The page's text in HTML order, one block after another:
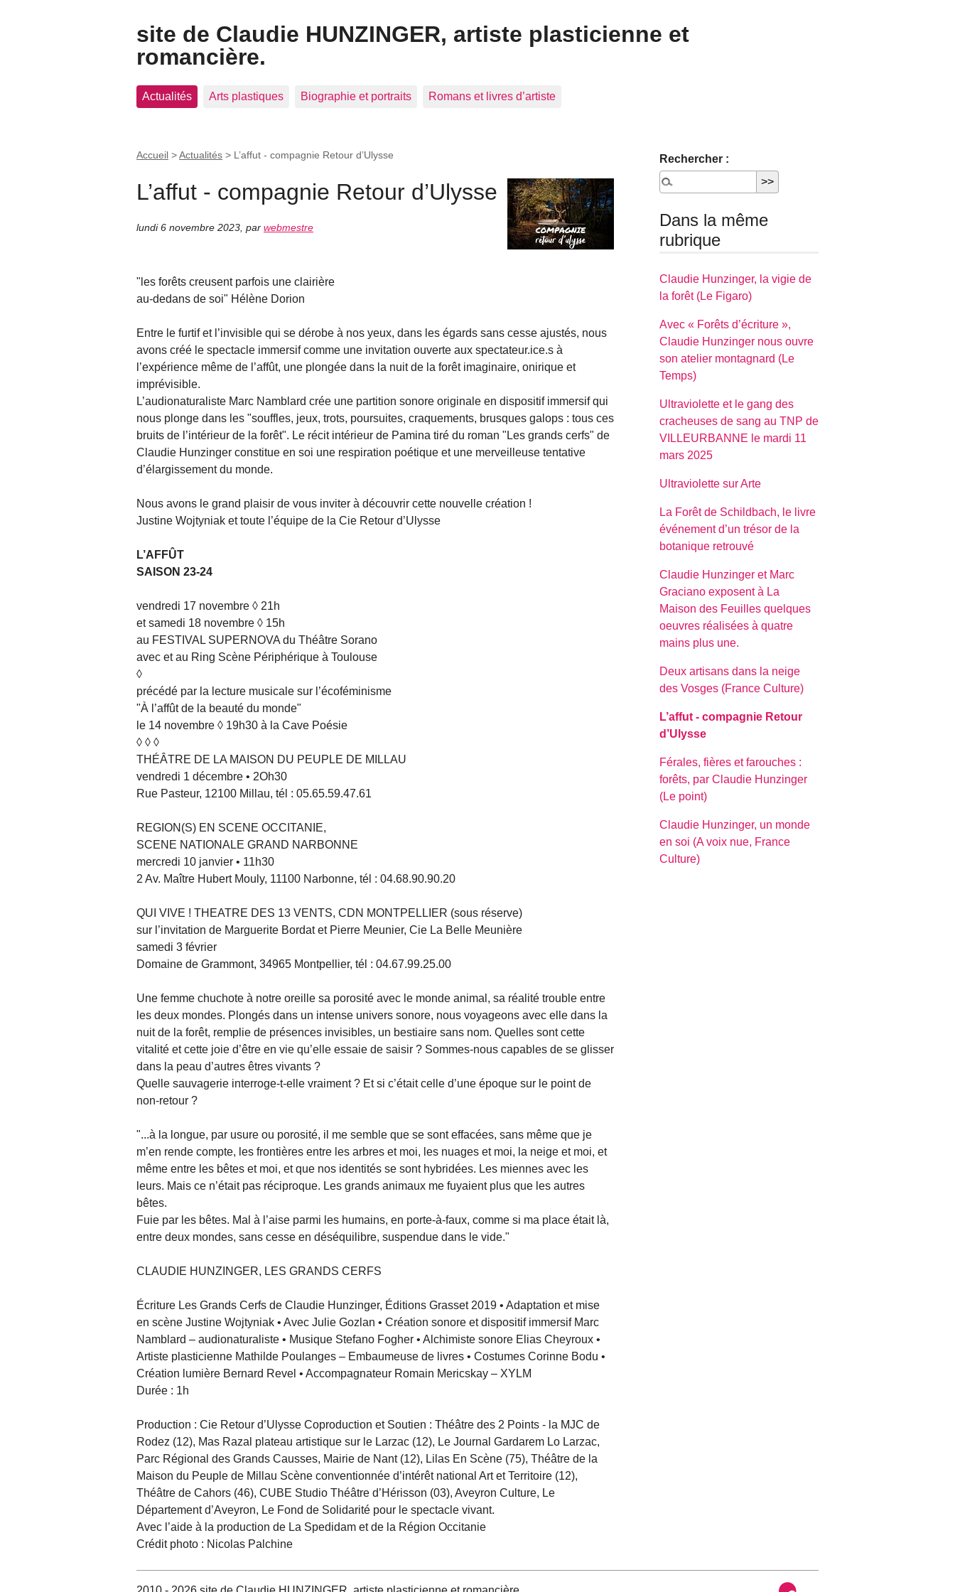
site de Claudie HUNZINGER, artiste plasticienne et
romancière.
Actualités Arts plastiques Biographie et portraits Romans et livres d’artiste
Accueil >Actualités > L’affut - compagnie Retour d’Ulysse
L’affut - compagnie Retour d’Ulysse
lundi 6 novembre 2023 par webmestre
"les forêts creusent parfois une clairière
au-dedans de soi" Hélène Dorion
Entre le furtif et l’invisible qui se dérobe à nos yeux, dans les égards sans cesse ajustés, nous
avons créé le spectacle immersif comme une invitation ouverte aux spectateur.ice.s à
l’expérience même de l’affût, une plongée dans la nuit de la forêt imaginaire, onirique et
imprévisible.
L’audionaturaliste Marc Namblard crée une partition sonore originale en dispositif immersif qui
nous plonge dans les "souffles, jeux, trots, poursuites, craquements, brusques galops : tous ces
bruits de l’intérieur de la forêt". Le récit intérieur de Pamina tiré du roman "Les grands cerfs" de
Claudie Hunzinger constitue en soi une respiration poétique et une merveilleuse tentative
d’élargissement du monde.
Nous avons le grand plaisir de vous inviter à découvrir cette nouvelle création !
Justine Wojtyniak et toute l’équipe de la Cie Retour d’Ulysse
L’AFFÛT
SAISON 23-24
vendredi 17 novembre ◊ 21h
et samedi 18 novembre ◊ 15h
au FESTIVAL SUPERNOVA du Théâtre Sorano
avec et au Ring Scène Périphérique à Toulouse
◊
précédé par la lecture musicale sur l’écoféminisme
"À l’affût de la beauté du monde"
le 14 novembre ◊ 19h30 à la Cave Poésie
◊ ◊ ◊
THÉÂTRE DE LA MAISON DU PEUPLE DE MILLAU
vendredi 1 décembre • 2Oh30
Rue Pasteur, 12100 Millau, tél : 05.65.59.47.61
REGION(S) EN SCENE OCCITANIE,
SCENE NATIONALE GRAND NARBONNE
mercredi 10 janvier • 11h30
2 Av. Maître Hubert Mouly, 11100 Narbonne, tél : 04.68.90.90.20
QUI VIVE ! THEATRE DES 13 VENTS, CDN MONTPELLIER (sous réserve)
sur l’invitation de Marguerite Bordat et Pierre Meunier, Cie La Belle Meunière
samedi 3 février
Domaine de Grammont, 34965 Montpellier, tél : 04.67.99.25.00
Une femme chuchote à notre oreille sa porosité avec le monde animal, sa réalité trouble entre
les deux mondes. Plongés dans un intense univers sonore, nous voyageons avec elle dans la
nuit de la forêt, remplie de présences invisibles, un bestiaire sans nom. Quelles sont cette
vitalité et cette joie d’être en vie qu’elle essaie de saisir ? Sommes-nous capables de se glisser
dans la peau d’autres êtres vivants ?
Quelle sauvagerie interroge-t-elle vraiment ? Et si c’était celle d’une époque sur le point de
non-retour ?
"...à la longue, par usure ou porosité, il me semble que se sont effacées, sans même que je
m’en rende compte, les frontières entre les arbres et moi, les nuages et moi, la neige et moi, et
même entre les bêtes et moi, et que nos identités se sont hybridées. Les miennes avec les
leurs. Mais ce n’était pas réciproque. Les grands animaux me fuyaient plus que les autres
bêtes.
Fuie par les bêtes. Mal à l’aise parmi les humains, en porte-à-faux, comme si ma place était là,
entre deux mondes, sans cesse en déséquilibre, suspendue dans le vide."
CLAUDIE HUNZINGER, LES GRANDS CERFS
Écriture Les Grands Cerfs de Claudie Hunzinger, Éditions Grasset 2019 • Adaptation et mise
en scène Justine Wojtyniak • Avec Julie Gozlan • Création sonore et dispositif immersif Marc
Namblard – audionaturaliste • Musique Stefano Fogher • Alchimiste sonore Elias Cheyroux •
Artiste plasticienne Mathilde Poulanges – Embaumeuse de livres • Costumes Corinne Bodu •
Création lumière Bernard Revel • Accompagnateur Romain Mericskay – XYLM
Durée : 1h
Production : Cie Retour d’Ulysse Coproduction et Soutien : Théâtre des 2 Points - la MJC de
Rodez (12), Mas Razal plateau artistique sur le Larzac (12), Le Journal Gardarem Lo Larzac,
Parc Régional des Grands Causses, Mairie de Nant (12), Lilas En Scène (75), Théâtre de la
Maison du Peuple de Millau Scène conventionnée d’intérêt national Art et Territoire (12),
Théâtre de Cahors (46), CUBE Studio Théâtre d’Hérisson (03), Aveyron Culture, Le
Département d’Aveyron, Le Fond de Solidarité pour le spectacle vivant.
Avec l’aide à la production de La Spedidam et de la Région Occitanie
Crédit photo : Nicolas Palchine
Rechercher :
Dans la même
rubrique
Claudie Hunzinger, la vigie de
la forêt (Le Figaro)
Avec « Forêts d’écriture »,
Claudie Hunzinger nous ouvre
son atelier montagnard (Le
Temps)
Ultraviolette et le gang des
cracheuses de sang au TNP de
VILLEURBANNE le mardi 11
mars 2025
Ultraviolette sur Arte
La Forêt de Schildbach, le livre
événement d’un trésor de la
botanique retrouvé
Claudie Hunzinger et Marc
Graciano exposent à La
Maison des Feuilles quelques
oeuvres réalisées à quatre
mains plus une.
Deux artisans dans la neige
des Vosges (France Culture)
L’affut - compagnie Retour
d’Ulysse
Férales, fières et farouches :
forêts, par Claudie Hunzinger
(Le point)
Claudie Hunzinger, un monde
en soi (A voix nue, France
Culture)